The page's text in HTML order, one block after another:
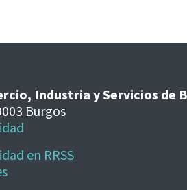
Industria y Servicios de
Burgos
en RRSS